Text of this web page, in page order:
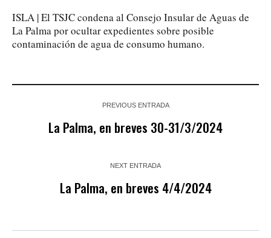
ISLA | El TSJC condena al Consejo Insular de Aguas de
La Palma por ocultar expedientes sobre posible
contaminación de agua de consumo humano.
PREVIOUS ENTRADA
La Palma, en breves 30-31/3/2024
NEXT ENTRADA
La Palma, en breves 4/4/2024